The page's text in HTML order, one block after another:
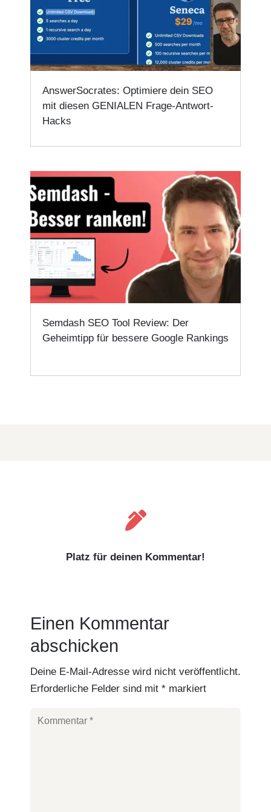
AnswerSocrates: Optimiere dein SEO
mit diesen GENIALEN Frage-Antwort-
Hacks
Semdash SEO Tool Review: Der
Geheimtipp für bessere Google Rankings

Platz für deinen Kommentar!
Einen Kommentar
abschicken
Deine E-Mail-Adresse wird nicht veröffentlicht.
Erforderliche Felder sind mit * markiert